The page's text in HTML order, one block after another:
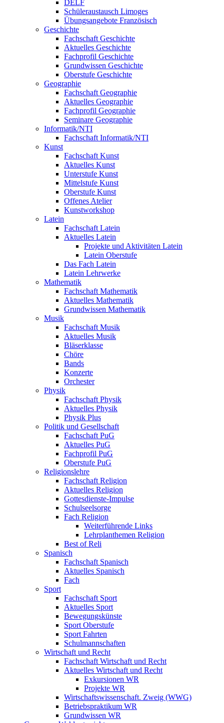
DELF
Schüleraustausch Limoges
Übungsangebote Französisch
Geschichte
Fachschaft Geschichte
Aktuelles Geschichte
Fachprofil Geschichte
Grundwissen Geschichte
Oberstufe Geschichte
Geographie
Fachschaft Geographie
Aktuelles Geographie
Fachprofil Geographie
Seminare Geographie
Informatik/NTI
Fachschaft Informatik/NTI
Kunst
Fachschaft Kunst
Aktuelles Kunst
Unterstufe Kunst
Mittelstufe Kunst
Oberstufe Kunst
Offenes Atelier
Kunstworkshop
Latein
Fachschaft Latein
Aktuelles Latein
Projekte und Aktivitäten Latein
Latein Oberstufe
Das Fach Latein
Latein Lehrwerke
Mathematik
Fachschaft Mathematik
Aktuelles Mathematik
Grundwissen Mathematik
Musik
Fachschaft Musik
Aktuelles Musik
Bläserklasse
Chöre
Bands
Konzerte
Orchester
Physik
Fachschaft Physik
Aktuelles Physik
Physik Plus
Politik und Gesellschaft
Fachschaft PuG
Aktuelles PuG
Fachprofil PuG
Oberstufe PuG
Religionslehre
Fachschaft Religion
Aktuelles Religion
Gottesdienste-Impulse
Schulseelsorge
Fach Religion
Weiterführende Links
Lehrplanthemen Religion
Best of Reli
Spanisch
Fachschaft Spanisch
Aktuelles Spanisch
Fach
Sport
Fachschaft Sport
Aktuelles Sport
Bewegungskünste
Sport Oberstufe
Sport Fahrten
Schulmannschaften
Wirtschaft und Recht
Fachschaft Wirtschaft und Recht
Aktuelles Wirtschaft und Recht
Exkursionen WR
Projekte WR
Wirtschaftswissenschaft. Zweig (WWG)
Betriebspraktikum WR
Grundwissen WR